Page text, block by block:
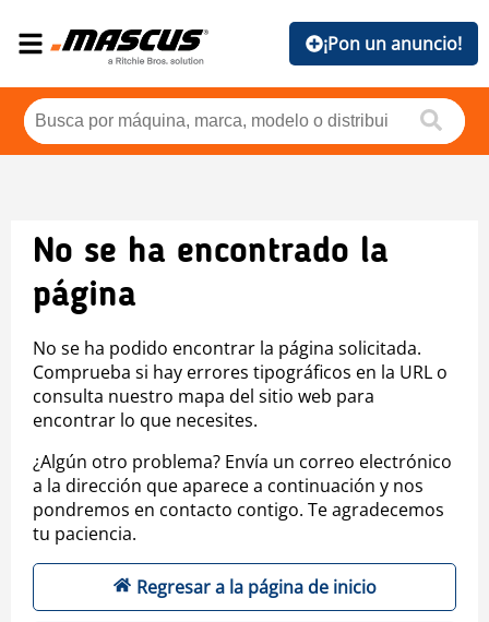
¡Pon un anuncio!
No se ha encontrado la
página
No se ha podido encontrar la página solicitada.
Comprueba si hay errores tipográficos en la URL o
consulta nuestro mapa del sitio web para
encontrar lo que necesites.
¿Algún otro problema? Envía un correo electrónico
a la dirección que aparece a continuación y nos
pondremos en contacto contigo. Te agradecemos
tu paciencia.
Regresar a la página de inicio